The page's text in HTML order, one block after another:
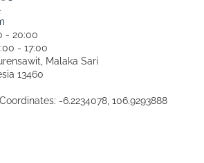
- 20:00
- 17:00
Malaka Sari
13460
Coordinates: -6.2234078, 106.9293888